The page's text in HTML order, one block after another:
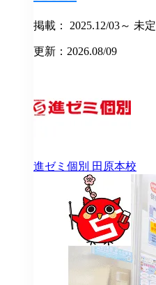
掲載： 2025.12/03～ 未定
更新：2026.08/09
進ゼミ個別 田原本校